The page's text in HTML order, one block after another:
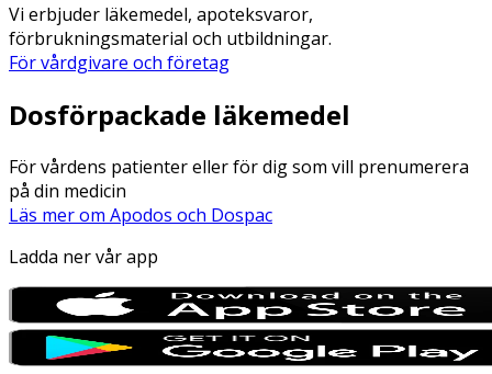
Vi erbjuder läkemedel, apoteksvaror,
förbrukningsmaterial och utbildningar.
För vårdgivare och företag
Dosförpackade läkemedel
För vårdens patienter eller för dig som vill prenumerera
på din medicin
Läs mer om Apodos och Dospac
Ladda ner vår app